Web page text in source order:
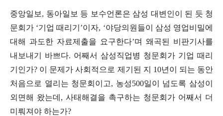
중앙일보 , 동아일보 등 보수언론은 삼성 대변인이 된 듯 청
문회가 ‘기업 때리기 ’이자, ‘야당의원들이 삼성 영업비밀에
대해 과도한 자료제출을 요구한다’며 왜곡된 비판기사를
내보내기 바쁘다. 어째서 삼성직업병 청문회가 기업 때리
기인가? 이 문제가 사회적으로 제기된 지 10년이 되는 동안
처음으로 열리는 청문회이고, 농성500일이 넘도록 삼성이
외면해 왔는데 , 사태해결을 촉구하는 청문회가 어째서 더
미뤄져야 하는가?